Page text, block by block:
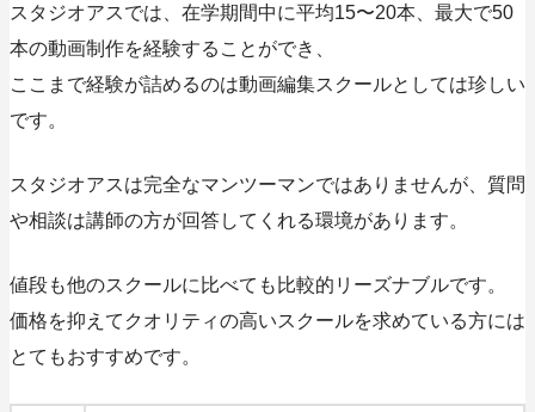
スタジオアスでは、在学期間中に平均15〜20本、最大で50
本の動画制作を経験することができ、
ここまで経験が詰めるのは動画編集スクールとしては珍しい
です。
スタジオアスは完全なマンツーマンではありませんが、質問
や相談は講師の方が回答してくれる環境があります。
値段も他のスクールに比べても比較的リーズナブルです。
価格を抑えてクオリティの高いスクールを求めている方には
とてもおすすめです。